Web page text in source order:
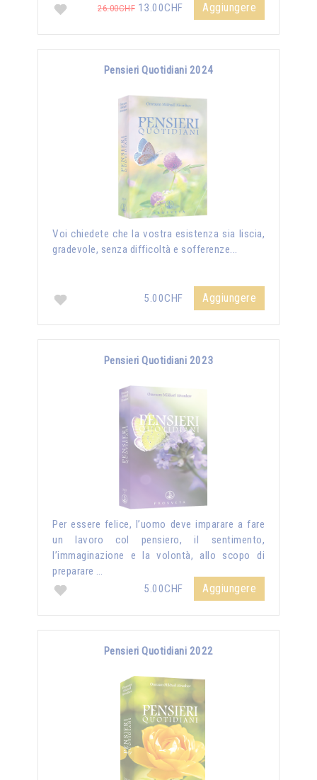
26.00CHF 13.00CHF Aggiungere
Pensieri Quotidiani 2024
Voi chiedete che la vostra esistenza sia liscia,
gradevole, senza difficoltà e sofferenze...
5.00CHF Aggiungere
Pensieri Quotidiani 2023
Per essere felice, l’uomo deve imparare a fare
un lavoro col pensiero, il sentimento,
l’immaginazione e la volontà, allo scopo di
preparare …
5.00CHF
Aggiungere
Pensieri Quotidiani 2022